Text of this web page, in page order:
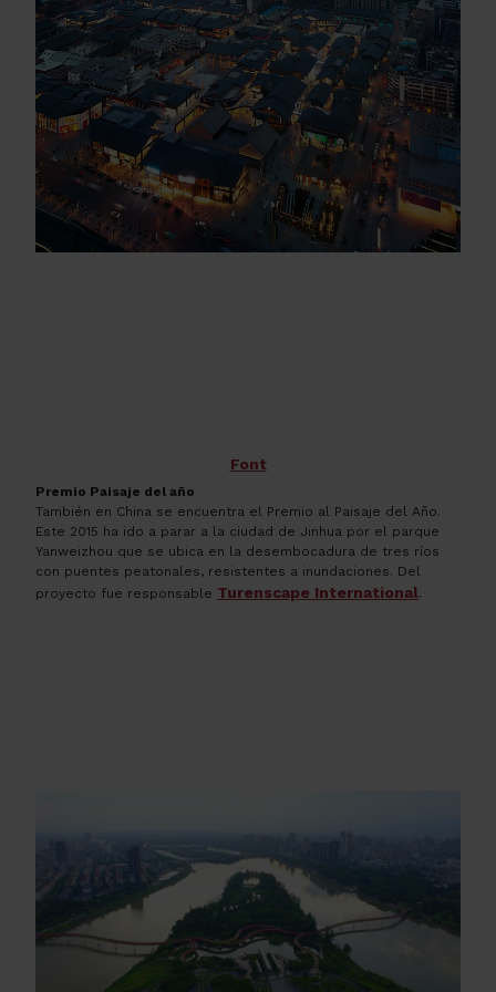
Font
Premio Paisaje del año
También en China se encuentra el Premio al Paisaje del Año.
Este 2015 ha ido a parar a la ciudad de Jinhua por el parque
Yanweizhou que se ubica en la desembocadura de tres ríos
con puentes peatonales, resistentes a inundaciones. Del
proyecto fue responsable Turenscape International.